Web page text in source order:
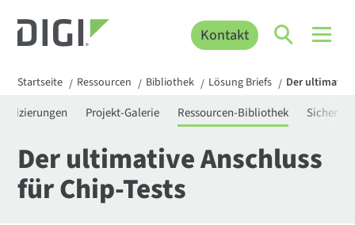
Kontakt
Startseite / Ressourcen / Bibliothek / Lösung Briefs / Der
Projekt-Galerie Ressourcen-Bibliothek
Der ultimative Anschluss
für Chip-Tests